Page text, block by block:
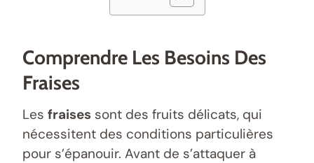
Comprendre Les Besoins Des
Fraises
Les fraises sont des fruits délicats, qui
nécessitent des conditions particulières
pour s’épanouir. Avant de s’attaquer à